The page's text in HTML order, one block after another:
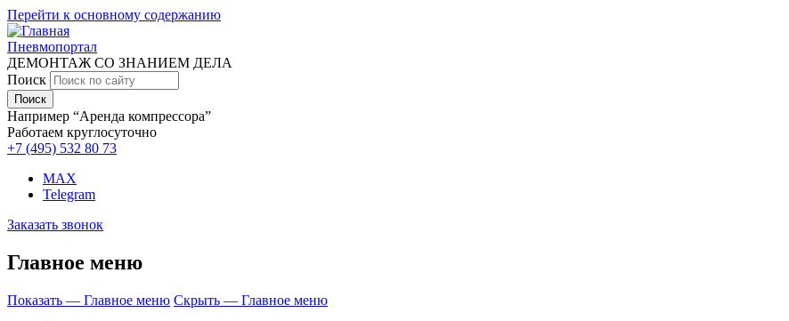
Перейти к основному содержанию
Пневмопортал
ДЕМОНТАЖ СО ЗНАНИЕМ ДЕЛА
Поиск
Например “Аренда компрессора”
Работаем круглосуточно
+7 (495) 532 80 73
MAX
Telegram
Заказать звонок
Главное меню
Показать — Главное меню Скрыть — Главное меню